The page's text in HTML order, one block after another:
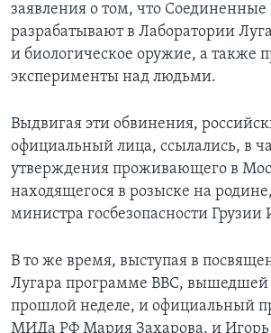
заявления о том, что
разрабатывают в Лаборатории
и биологическое оружие, а также
эксперименты над людьми.
Выдвигая эти обвинения,
официальный лица, ссылались, в
утверждения проживающего в
находящегося в розыске на
министра госбезопасности Грузии
В то же время, выступая в
Лугара программе BBC, вышедшей
прошлой неделе, и официальный
МИДа РФ Мария Захарова, и Игорь